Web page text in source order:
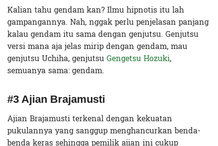
Kalian tahu gendam kan? Ilmu hipnotis itu lah
gampangannya. Nah, nggak perlu penjelasan panjang
kalau gendam itu sama dengan genjutsu. Genjutsu
versi mana aja jelas mirip dengan gendam, mau
genjutsu Uchiha, genjutsuGengetsu Hozuki,
semuanya sama: gendam.
#3 Ajian Brajamusti
Ajian Brajamusti terkenal dengan kekuatan
pukulannya yang sanggup menghancurkan benda-
benda keras sehingga pemilik ajian ini cukup